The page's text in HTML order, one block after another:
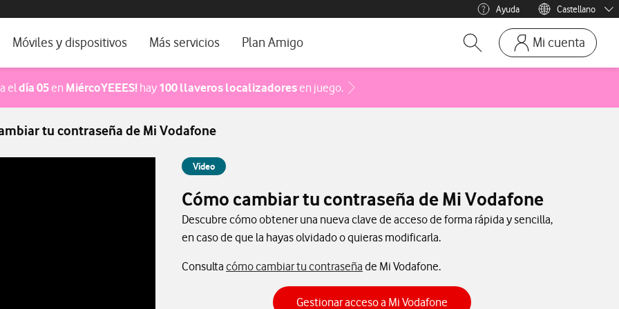
ayuda e idioma Ayuda
Menu idioma
Castellano
Català
5G
TV
Móviles y dispositivos
Móviles
Imagen y Sonido
Ver todos
Más servicios
Alianza Vodafone e Iberdrola
Servicios avanzados
Plan Amigo
Abrir buscador. Abre en
Mi cuenta
Ir a la pagina
Recargas
eldía 05 en MiércoYEEES! hay 100 llaveros localizadores en juego.Acceder a la FAQ Cómo participar en el sorteo de llaveros
tu contraseña de Mi Vodafone
Vídeo
Cómo cambiar tu contraseña de Mi Vodafone
Descubre cómo obtener una nueva clave de acceso de forma rápida y sencilla,
en caso de que la hayas olvidado o quieras modificarla.
Consulta cómo cambiar tu contraseña de Mi Vodafone.
Gestionar acceso a Mi Vodafone